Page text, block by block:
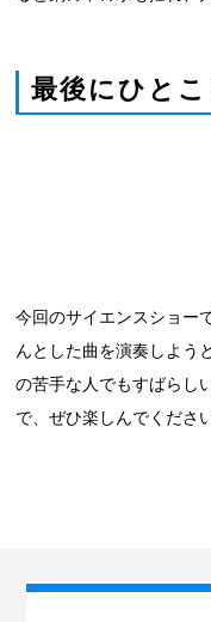
最後にひとこ
今回のサイエンスショー
んとした曲を演奏しよう
の苦手な人でもすばらし
で、ぜひ楽しんでください